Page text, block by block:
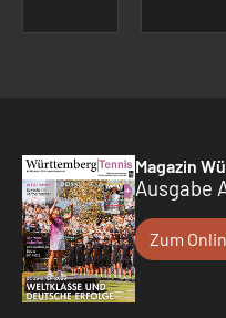
Magazin
Ausgabe
Zum